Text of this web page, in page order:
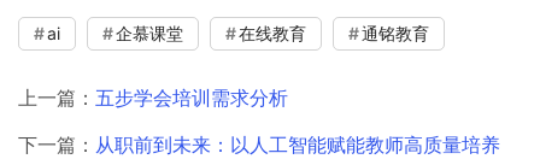
ai 企慕课堂 在线教育 通铭教育
上一篇： 五步学会培训需求分析
下一篇： 从职前到未来：以人工智能赋能教师高质量培养